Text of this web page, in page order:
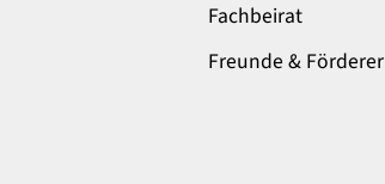
Fachbeirat
Freunde & Förderer